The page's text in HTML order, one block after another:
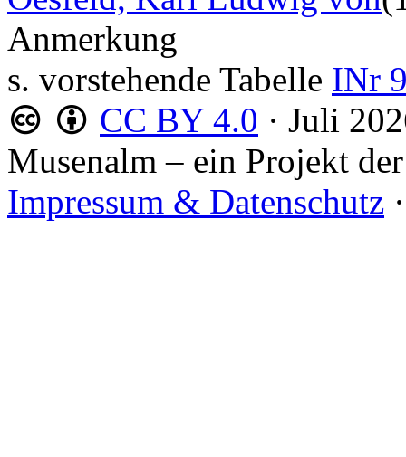
Anmerkung
s. vorstehende Tabelle INr
CC BY 4.0 · Juli
Musenalm – ein Projekt der
Impressum & Datenschutz ·